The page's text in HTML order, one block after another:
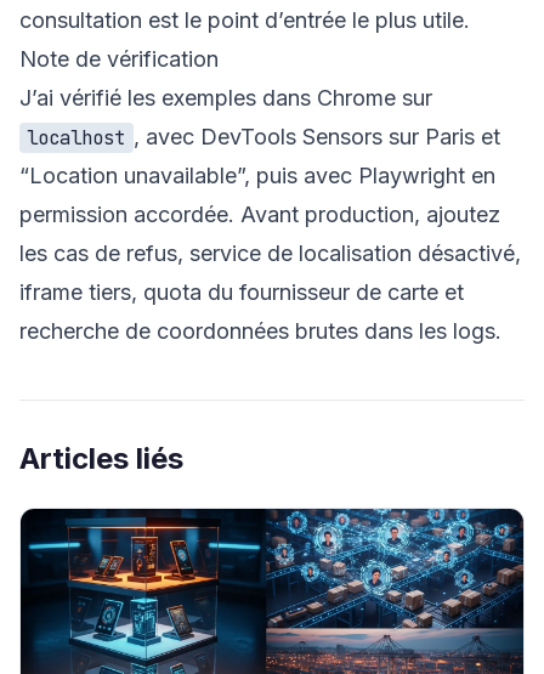
consultation est le point d’entrée le plus utile.
Note de vérification
J’ai vérifié les exemples dans Chrome sur
localhost , avec DevTools Sensors sur Paris et
“Location unavailable”, puis avec Playwright en
permission accordée. Avant production, ajoutez
les cas de refus, service de localisation désactivé,
iframe tiers, quota du fournisseur de carte et
recherche de coordonnées brutes dans les logs.
Articles liés